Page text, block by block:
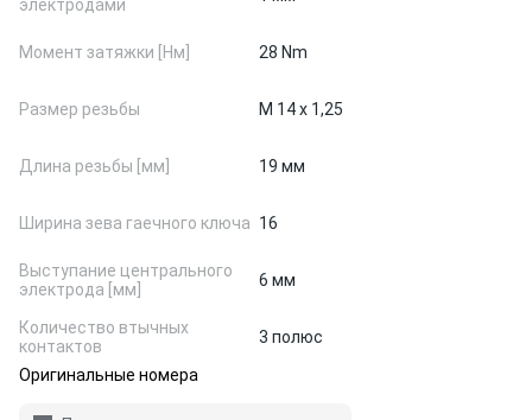
электродами
Момент затяжки [Нм] 28 Nm
Размер резьбы M 14 x 1,25
Длина резьбы [мм] 19 мм
Ширина зева гаечного ключа 16
Выступание центрального
электрода [мм]
6 мм
Количество втычных
контактов
3 полюс
Оригинальные номера